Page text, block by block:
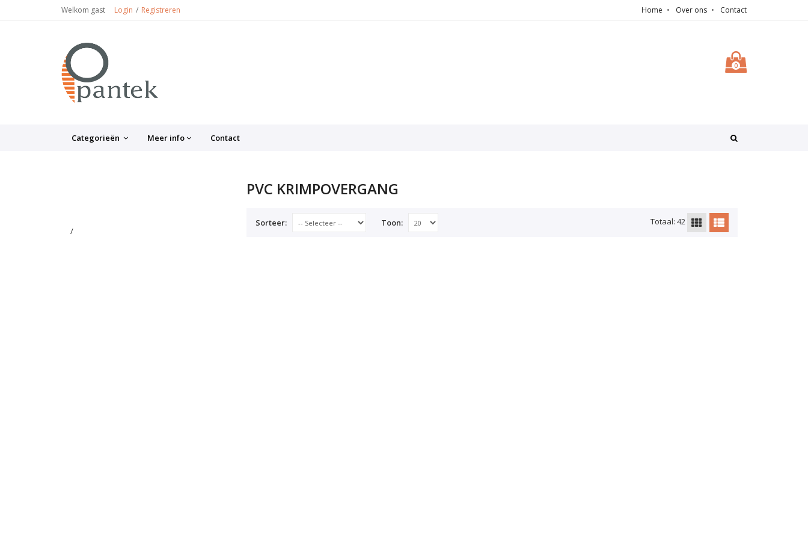
Home Over ons Contact
Welkom gast Login Registreren
0
Categorieën Meer info Contact
/
PVC KRIMPOVERGANG
Totaal: 42
Sorteer: Toon: